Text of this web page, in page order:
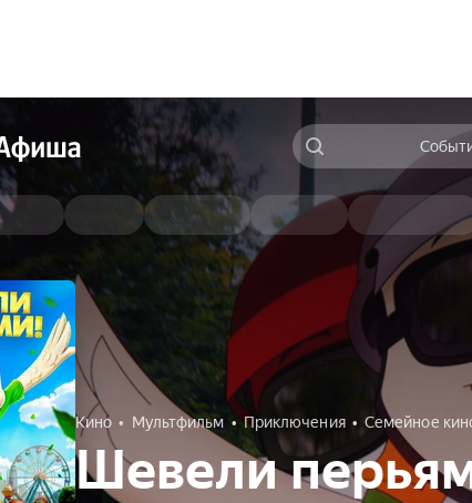
Кино Мультфильм Приключения Семейное
Шевели